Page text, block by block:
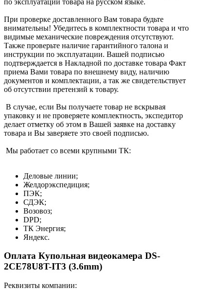
При проверке доставленного Вам товара будьте
внимательны! Убедитесь в комплектности товара и что
видимые механические повреждения отсутствуют.
Также проверьте наличие гарантийного талона и
инструкции по эксплуатации. Вашей подписью
подтверждается в Накладной по доставке товара Факт
приема Вами товара по внешнему виду, наличию
документов и комплектации, а так же свидетельствует
об отсутствии претензий к товару.
В случае, если Вы получаете товар не вскрывая
упаковку и не проверяете комплектность, экспедитор
делает отметку об этом в Вашей заявке на доставку
товара и Вы заверяете это своей подписью.
Мы работает со всеми крупными ТК:
Деловые линии;
Желдорэкспедиция;
ПЭК;
СДЭК;
Возовоз;
DPD;
ТК Энергия;
Яндекс.
Оплата Купольная видеокамера DS-
2CE78U8T-IT3 (3.6mm)
Реквизиты компании: